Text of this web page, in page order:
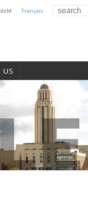
Français